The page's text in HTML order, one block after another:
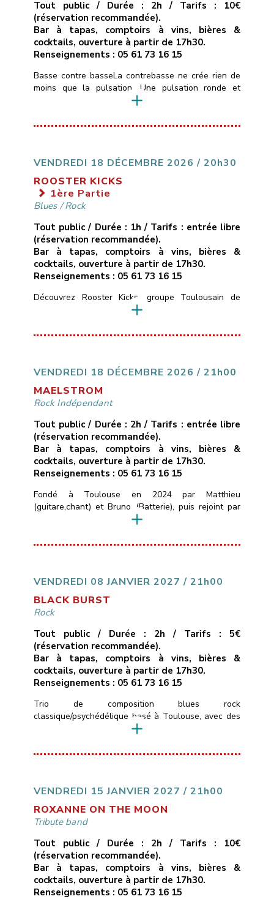
Tout public / Durée : 2h / Tarifs : 10€
(réservation recommandée).
Bar à tapas, comptoirs à vins, bières &
cocktails, ouverture à partir de 17h30.
Renseignements : 05 61 73 16 15
Basse contre basseLa contrebasse ne crée rien de
moins que la pulsation. Une pulsation ronde et
boisée, une pulsation mélodique qui construit
groupe.Hommage donc à quelques contrebassistes
Guillaume CerettoSaxophones : Michel Itier, Simon
MamdyBatterie : Jéremy Morello
___________________________
VENDREDI 18 DÉCEMBRE 2026 / 20h30
ROOSTER KICKS
1ère Partie
Blues/Rock
Tout public / Durée : 1h / Tarifs : entrée libre
(réservation recommandée).
Bar à tapas, comptoirs à vins, bières &
cocktails, ouverture à partir de 17h30.
Renseignements : 05 61 73 16 15
Découvrez Rooster Kicks, groupe Toulousain de
Blues Rock, nous vous proposons de découvrir des
Formé en 2022 par Laety, David, Laura et Yohann, ce
blues et pop.Nos influences et inspirations :Red Hot
VENDREDI 18 DÉCEMBRE 2026 / 21h00
MAELSTROM
Rock Indépendant
Tout public / Durée : 2h / Tarifs : entrée libre
(réservation recommandée).
Bar à tapas, comptoirs à vins, bières &
cocktails, ouverture à partir de 17h30.
Renseignements : 05 61 73 16 15
Fondé à Toulouse en 2024 par Matthieu
(guitare,chant) et Bruno (Batterie), puis rejoint par
Tanguy (Basse), MAELSTROM est né d’une envie
au public à travers nos morceaux.Le groupe propose
cherchent à allier des […]
VENDREDI 08 JANVIER 2027 / 21h00
BLACK BURST
Rock
Tout public / Durée : 2h / Tarifs : 5€
(réservation recommandée).
Bar à tapas, comptoirs à vins, bières &
cocktails, ouverture à partir de 17h30.
Renseignements : 05 61 73 16 15
Trio de composition blues rock
classique/psychédélique basé à Toulouse, avec des
influences allant de Led Zepplin au Black Keys en
varier avec des sonorités stoner plus moderne.Le
VENDREDI 15 JANVIER 2027 / 21h00
ROXANNE ON THE MOON
Tribute band
Tout public / Durée : 2h / Tarifs : 10€
(réservation recommandée).
Bar à tapas, comptoirs à vins, bières &
cocktails, ouverture à partir de 17h30.
Renseignements : 05 61 73 16 15